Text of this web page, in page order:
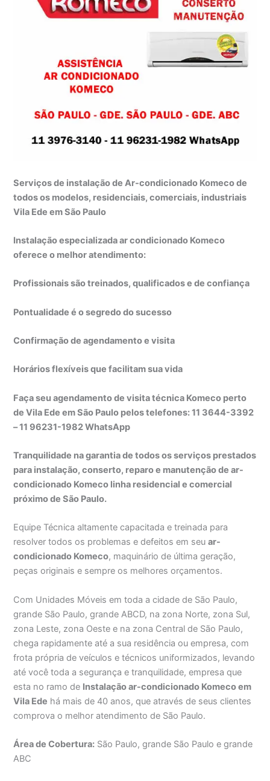
Serviços de instalação de Ar-condicionado Komeco de
todos os modelos, residenciais, comerciais, industriais
Vila Ede em São Paulo
Instalação especializada ar condicionado Komeco
oferece o melhor atendimento:
Profissionais são treinados, qualificados e de confiança
Pontualidade é o segredo do sucesso
Confirmação de agendamento e visita
Horários flexíveis que facilitam sua vida
Faça seu agendamento de visita técnica Komeco perto
de Vila Ede em São Paulo pelos telefones: 11 3644-3392
– 11 96231-1982 WhatsApp
Tranquilidade na garantia de todos os serviços prestados
para instalação, conserto, reparo e manutenção de ar-
condicionado Komeco linha residencial e comercial
próximo de São Paulo.
Equipe Técnica altamente capacitada e treinada para
resolver todos os problemas e defeitos em seuar-
condicionado Komeco, maquinário de última geração,
peças originais e sempre os melhores orçamentos.
Com Unidades Móveis em toda a cidade de São Paulo,
grande São Paulo, grande ABCD, na zona Norte, zona Sul,
zona Leste, zona Oeste e na zona Central de São Paulo,
chega rapidamente até a sua residência ou empresa, com
frota própria de veículos e técnicos uniformizados, levando
até você toda a segurança e tranquilidade, empresa que
esta no ramo de Instalação ar-condicionado Komeco em
Vila Ede há mais de 40 anos, que através de seus clientes
comprova o melhor atendimento de São Paulo.
Área de Cobertura: São Paulo, grande São Paulo e grande
ABC